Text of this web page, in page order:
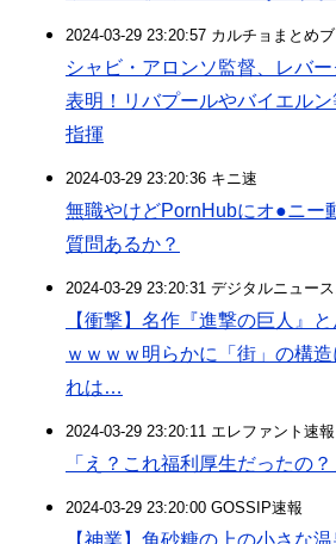
2024-03-29 23:20:57 カルチョまとめ
シャビ・アロンソ監督、レバ
表明！リバプールやバイエル
指揮
2024-03-29 23:20:36 キニ速
無職やけどPornHubにオ●ニー
質問あるか？
2024-03-29 23:20:31 デジタルニュー
【衝撃】名作『進撃の巨人』
ｗｗｗｗ明らかに「街」の構
れは…
2024-03-29 23:20:11 エレファント速
「え？これ福利厚生だったの
2024-03-29 23:20:00 GOSSIP速報
【神業】角砂糖の上の小さな